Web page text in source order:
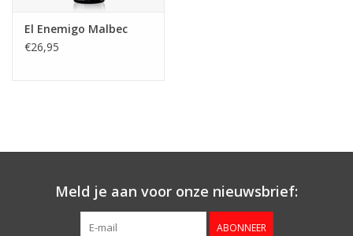
El Enemigo Malbec
€26,95
Meld je aan voor onze nieuwsbrief:
ABONNEER